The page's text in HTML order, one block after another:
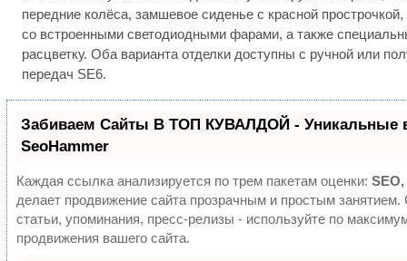
передние колёса, замшевое сиденье с красной
со встроенными светодиодными фарами, а также
расцветку. Оба варианта отделки доступны с ручной или
передач SE6.
Забиваем Сайты В ТОП КУВАЛДОЙ - Уникальные
SeoHammer
Каждая ссылка анализируется по трем пакетам оценки:
делает продвижение сайта прозрачным и простым
статьи, упоминания, пресс-релизы - используйте по
продвижения вашего сайта.